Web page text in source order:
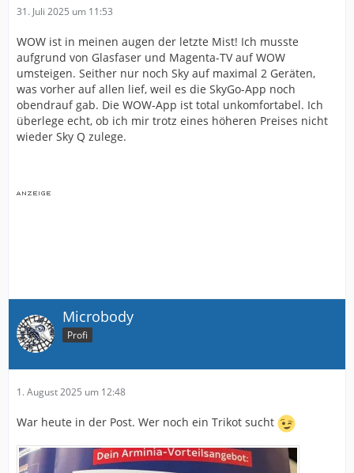
31. Juli 2025 um 11:53
WOW ist in meinen augen der letzte Mist! Ich musste
aufgrund von Glasfaser und Magenta-TV auf WOW
umsteigen. Seither nur noch Sky auf maximal 2 Geräten,
was vorher auf allen lief, weil es die SkyGo-App noch
obendrauf gab. Die WOW-App ist total unkomfortabel. Ich
überlege echt, ob ich mir trotz eines höheren Preises nicht
wieder Sky Q zulege.
Microbody
Profi
1. August 2025 um 12:48
War heute in der Post. Wer noch ein Trikot sucht